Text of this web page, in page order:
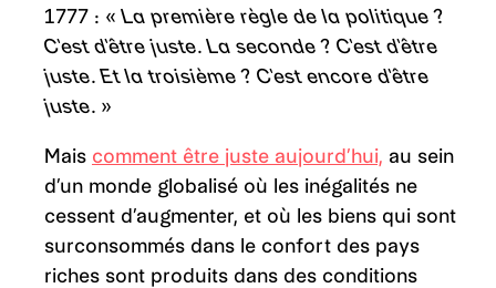
1777 : «La première règle de la politique ?
C’est d’être juste. La seconde ? C’est d’être
juste. Et la troisième ? C’est encore d’être
juste. »
Mais comment être juste aujourd’hui, au sein
d’un monde globalisé où les inégalités ne
cessent d’augmenter, et où les biens qui sont
surconsommés dans le confort des pays
riches sont produits dans des conditions